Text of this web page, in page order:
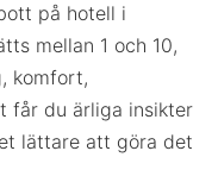
på hotell i
mellan 1 och 10,
komfort,
får du ärliga insikter
lättare att göra det